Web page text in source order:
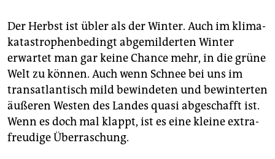
Der Herbst ist übler als der Winter. Auch im klima­
ka­tastro­phen­be­dingt abgemilderten Winter
erwartet man gar keine Chance mehr, in die grüne
Welt zu können. Auch wenn Schnee bei uns im
transatlantisch mild bewindeten und bewinterten
äußeren Westen des Landes quasi abgeschafft ist.
Wenn es doch mal klappt, ist es eine kleine extra­
freudige Überraschung.